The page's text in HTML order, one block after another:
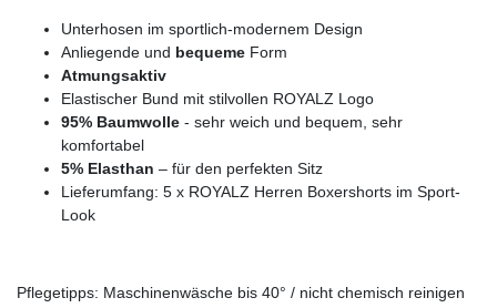
Unterhosen im sportlich-modernem Design
Anliegende und bequeme Form
Atmungsaktiv
Elastischer Bund mit stilvollen ROYALZ Logo
95% Baumwolle - sehr weich und bequem, sehr
komfortabel
5% Elasthan – für den perfekten Sitz
Lieferumfang: 5 x ROYALZ Herren Boxershorts im Sport-
Look
Pflegetipps: Maschinenwäsche bis 40° / nicht chemisch reinigen